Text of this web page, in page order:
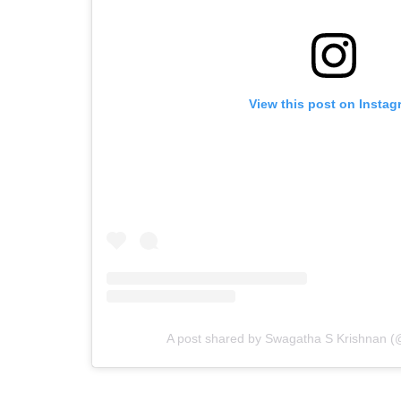
View this post on
A post shared by Swagatha S Krishnan